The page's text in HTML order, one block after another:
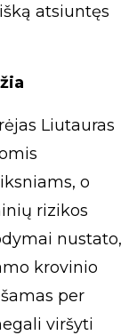
atsiuntęs
Liutauras
o
rizikos
nustato,
krovinio
per
viršyti